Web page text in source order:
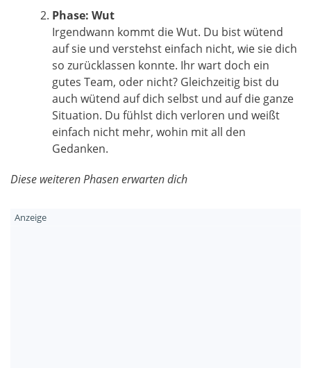
Phase: Wut
Irgendwann kommt die Wut. Du bist wütend
auf sie und verstehst einfach nicht, wie sie dich
so zurücklassen konnte. Ihr wart doch ein
gutes Team, oder nicht? Gleichzeitig bist du
auch wütend auf dich selbst und auf die ganze
Situation. Du fühlst dich verloren und weißt
einfach nicht mehr, wohin mit all den
Gedanken.
Diese weiteren Phasen erwarten dich